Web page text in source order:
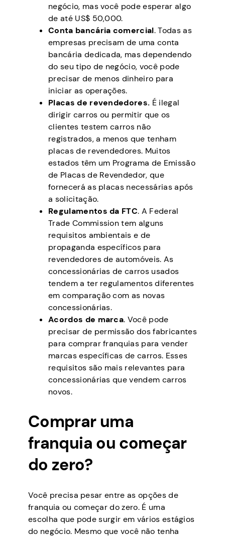
negócio, mas você pode esperar algo
de até US$ 50,000.
Conta bancária comercial. Todas as
empresas precisam de uma conta
bancária dedicada, mas dependendo
do seu tipo de negócio, você pode
precisar de menos dinheiro para
iniciar as operações.
Placas de revendedores. É ilegal
dirigir carros ou permitir que os
clientes testem carros não
registrados, a menos que tenham
placas de revendedores. Muitos
estados têm um Programa de Emissão
de Placas de Revendedor, que
fornecerá as placas necessárias após
a solicitação.
Regulamentos da FTC. A Federal
Trade Commission tem alguns
requisitos ambientais e de
propaganda específicos para
revendedores de automóveis. As
concessionárias de carros usados
tendem a ter regulamentos diferentes
em comparação com as novas
concessionárias.
Acordos de marca. Você pode
precisar de permissão dos fabricantes
para comprar franquias para vender
marcas específicas de carros. Esses
requisitos são mais relevantes para
concessionárias que vendem carros
novos.
Comprar uma
franquia ou começar
do zero?
Você precisa pesar entre as opções de
franquia ou começar do zero. É uma
escolha que pode surgir em vários estágios
do negócio. Mesmo que você não tenha